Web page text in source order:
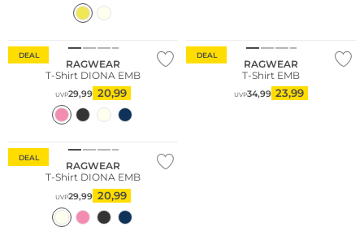
DEAL
RAGWEAR
T-Shirt DIONA EMB
UVP29,99 20,99
DEAL
RAGWEAR
T-Shirt EMB
UVP34,99 23,99
DEAL
RAGWEAR
T-Shirt DIONA EMB
UVP29,99 20,99